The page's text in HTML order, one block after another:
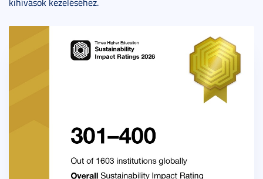
kihívások kezeléséhez.